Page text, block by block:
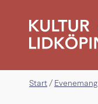
Start / Evenemang